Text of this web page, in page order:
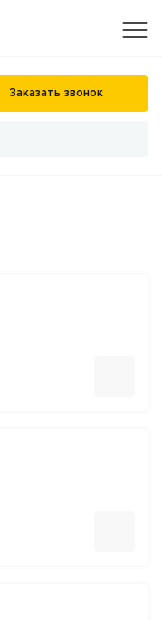
Заказать звонок